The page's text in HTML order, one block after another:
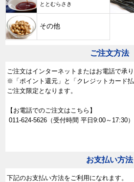
ととむらさき
その他
ご注文方法
ご注文はインターネットまたはお電話で承り
※「ポイント還元」と「クレジットカード
ご注文限定となります。
【お電話でのご注文はこちら】
011-624-5626 （受付時間 平日9:00～17:30）
お支払い方法
下記のお支払い方法をご利用になれます。